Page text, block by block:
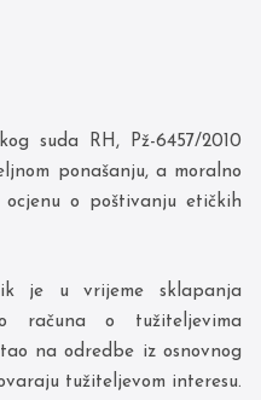
suda RH, Pž-6457/2010
ponašanju, a moralno
ocjenu o poštivanju etičkih
je u vrijeme sklapanja
računa o tužiteljevima
na odredbe iz osnovnog
tužiteljevom interesu.